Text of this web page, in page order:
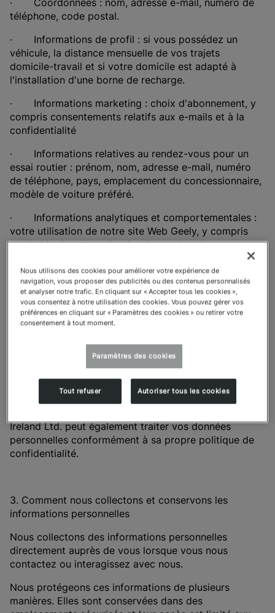
· Coordonnées : nom, adresse e-mail, numéro de
téléphone, code postal.
· Informations de profil : si vous possédez un
véhicule, la distance mensuelle de vos trajets
domicile-travail et si votre domicile est adapté à
l'installation d'une borne de recharge.
· Informations marketing : choix d'abonnement, y
compris consentements relatifs aux e-mails et à la
confidentialité
· Informations relatives au rendez-vous pour un
essai routier : prénom, nom, adresse e-mail, numéro
de téléphone, pays, emplacement du concessionnaire,
modèle de voiture préféré.
· Informations analytiques et comportementales :
votre utilisation de notre site Web Geely, y compris
vos habitudes de navigation, le nombre de pages
d'informations sur la manière dont nous utilisons les
cookies, veuillez consulter notre Politique en matière
de cookies.
· Informations sur l'appareil : marque de l'appareil,
accès, heure d'enregistrement, langue, adresse IP.
Ireland Ltd. peut également traiter vos données
personnelles conformément à sa propre politique de
confidentialité.
3. Comment nous collectons et conservons les
informations personnelles
Nous collectons des informations personnelles
directement auprès de vous lorsque vous nous
contactez ou interagissez avec nous.
Nous protégeons ces informations de plusieurs
manières. Elles sont conservées dans des
Nous utilisons des cookies pour améliorer votre expérience de
navigation, vous proposer des publicités ou des contenus personnalisés
et analyser notre trafic. En cliquant sur « Accepter tous les cookies »,
vous consentez à notre utilisation des cookies. Vous pouvez gérer vos
préférences en cliquant sur « Paramètres des cookies » ou retirer votre
consentement à tout moment.
Paramètres des cookies
Tout refuser Autoriser tous les cookies